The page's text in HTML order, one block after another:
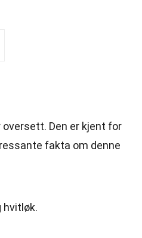
Den er kjent for
fakta om denne
hvitløk.